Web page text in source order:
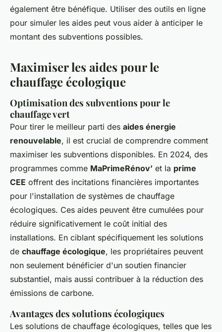
également être bénéfique. Utiliser des outils en ligne
pour simuler les aides peut vous aider à anticiper le
montant des subventions possibles.
Maximiser les aides pour le
chauffage écologique
Optimisation des subventions pour le
chauffage vert
Pour tirer le meilleur parti des aides énergie
renouvelable, il est crucial de comprendre comment
maximiser les subventions disponibles. En 2024, des
programmes comme MaPrimeRénov’ et la prime
CEE offrent des incitations financières importantes
pour l'installation de systèmes de chauffage
écologiques. Ces aides peuvent être cumulées pour
réduire significativement le coût initial des
installations. En ciblant spécifiquement les solutions
de chauffage écologique, les propriétaires peuvent
non seulement bénéficier d'un soutien financier
substantiel, mais aussi contribuer à la réduction des
émissions de carbone.
Avantages des solutions écologiques
Les solutions de chauffage écologiques, telles que les